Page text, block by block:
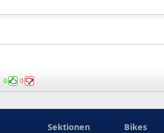
0 0
Sektionen Bikes